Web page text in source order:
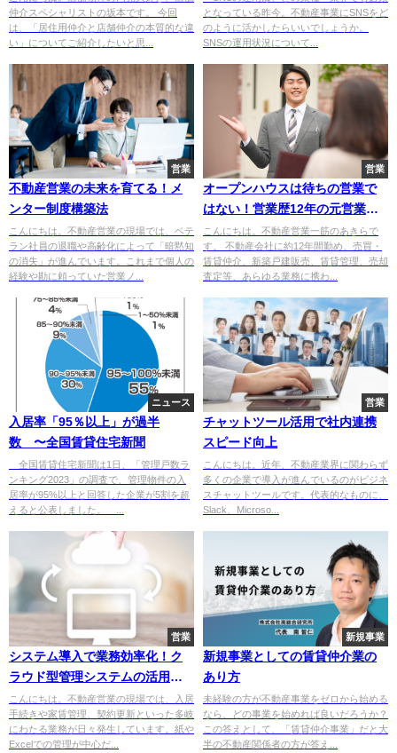
仲介スペシャリストの坂本です。 今回
は、「居住用仲介と店舗仲介の本質的な違
い」についてご紹介したいと思...
となっている昨今。不動産事業にSNSをど
のように活かしたらいいでしょうか。
SNSの運用状況について...
営業
不動産営業の未来を育てる！メ
ンター制度構築法
こんにちは。不動産営業の現場では、ベテ
ラン社員の退職や高齢化によって「暗黙知
の消失」が進んでいます。これまで個人の
経験や勘に頼っていた営業ノ...
営業
オープンハウスは待ちの営業で
はない！営業歴12年の元営業マ
ンが意識するべきポイントを解
説します
こんにちは。不動産営業一筋のあきらで
す。 不動産会社に約12年間勤め、売買・
賃貸仲介、新築戸建販売、賃貸管理、売却
査定等、あらゆる業務に携わ...
ニュース
入居率「95％以上」が過半
数 〜全国賃貸住宅新聞
全国賃貸住宅新聞は1日、「管理戸数ラ
ンキング2023」の調査で、管理物件の入
居率が95%以上と回答した企業が5割を超
えると公表しました。 ...
営業
チャットツール活用で社内連携
スピード向上
こんにちは。近年、不動産業界に関わらず
多くの企業で導入が進んでいるのがビジネ
スチャットツールです。代表的なものに、
Slack、Microso...
営業
システム導入で業務効率化！ク
ラウド型管理システムの活用と
導入メリット
こんにちは。不動産営業の現場では、入居
手続きや家賃管理、契約更新といった多岐
にわたる業務が日々発生しています。紙や
Excelでの管理が中心だ...
新規事業
新規事業としての賃貸仲介業の
あり方
未経験の方が不動産事業をゼロから始める
なら、どの事業を始めれば良いだろうか？
この答えとして、「賃貸仲介事業」だと大
半の不動産関係者の方が答え...